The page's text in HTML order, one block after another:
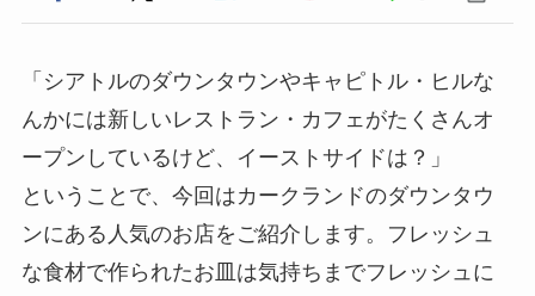
「シアトルのダウンタウンやキャピトル・ヒルな
んかには新しいレストラン・カフェがたくさんオ
ープンしているけど、イーストサイドは？」
ということで、今回はカークランドのダウンタウ
ンにある人気のお店をご紹介します。フレッシュ
な食材で作られたお皿は気持ちまでフレッシュに